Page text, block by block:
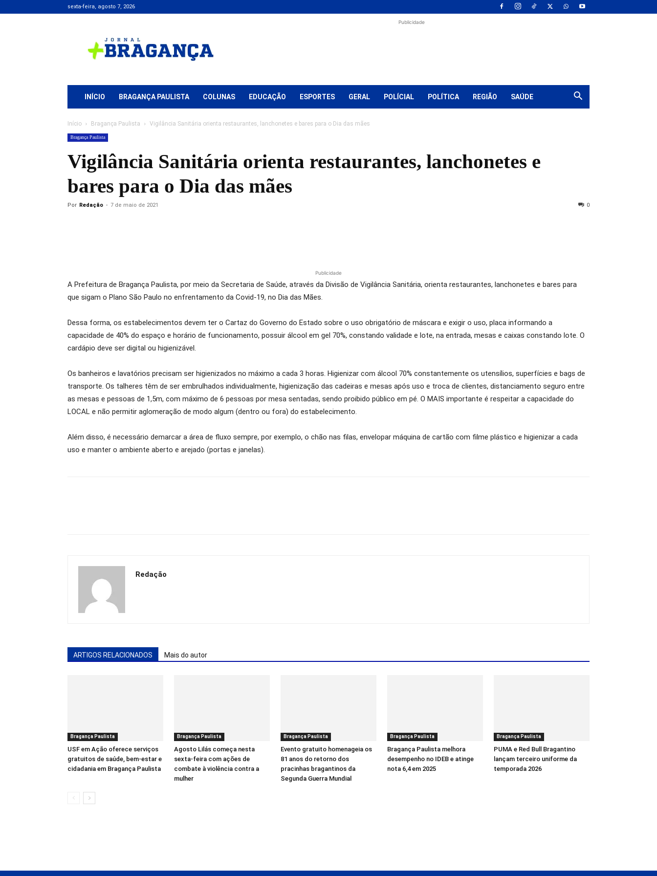
sexta-feira, agosto 7, 2026
+
Bragança
Publicidade
INÍCIO BRAGANÇA PAULISTA COLUNAS EDUCAÇÃO ESPORTES GERAL POLÍCIAL POLÍTICA REGIÃO SAÚDE
Início Bragança Paulista Vigilância Sanitária orienta restaurantes, lanchonetes e bares para o Dia das mães
Bragança Paulista
Vigilância Sanitária orienta restaurantes, lanchonetes e
bares para o Dia das mães
Por Redação - 7 de maio de 2021 0
Publicidade
A Prefeitura de Bragança Paulista, por meio da Secretaria de Saúde, através da Divisão de Vigilância Sanitária, orienta restaurantes, lanchonetes e bares para
que sigam o Plano São Paulo no enfrentamento da Covid-19, no Dia das Mães.
Dessa forma, os estabelecimentos devem ter o Cartaz do Governo do Estado sobre o uso obrigatório de máscara e exigir o uso, placa informando a
capacidade de 40% do espaço e horário de funcionamento, possuir álcool em gel 70%, constando validade e lote, na entrada, mesas e caixas constando lote. O
cardápio deve ser digital ou higienizável.
Os banheiros e lavatórios precisam ser higienizados no máximo a cada 3 horas. Higienizar com álcool 70% constantemente os utensílios, superfícies e bags de
transporte. Os talheres têm de ser embrulhados individualmente, higienização das cadeiras e mesas após uso e troca de clientes, distanciamento seguro entre
as mesas e pessoas de 1,5m, com máximo de 6 pessoas por mesa sentadas, sendo proibido público em pé. O MAIS importante é respeitar a capacidade do
LOCAL e não permitir aglomeração de modo algum (dentro ou fora) do estabelecimento.
Além disso, é necessário demarcar a área de fluxo sempre, por exemplo, o chão nas filas, envelopar máquina de cartão com filme plástico e higienizar a cada
uso e manter o ambiente aberto e arejado (portas e janelas).
Redação
ARTIGOS RELACIONADOS Mais do autor
Bragança Paulista
USF em Ação oferece serviços
gratuitos de saúde, bem-estar e
cidadania em Bragança Paulista
Bragança Paulista
Agosto Lilás começa nesta
sexta-feira com ações de
combate à violência contra a
mulher
Bragança Paulista
Evento gratuito homenageia os
81 anos do retorno dos
pracinhas bragantinos da
Segunda Guerra Mundial
Bragança Paulista
Bragança Paulista melhora
desempenho no IDEB e atinge
nota 6,4 em 2025
Bragança Paulista
PUMA e Red Bull Bragantino
lançam terceiro uniforme da
temporada 2026